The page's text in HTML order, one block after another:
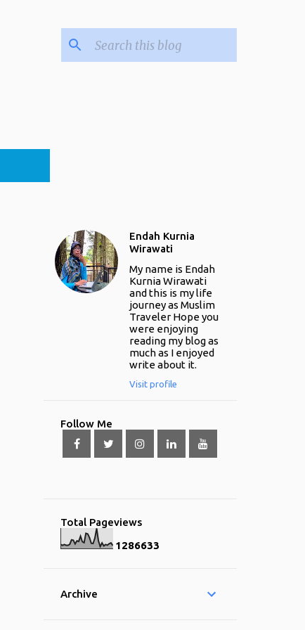
Endah Kurnia
Wirawati
My name is Endah
Kurnia Wirawati
and this is my life
journey as Muslim
Traveler Hope you
were enjoying
reading my blog as
much as I enjoyed
write about it.
Visit profile
Follow Me
Total Pageviews
1286633
Archive